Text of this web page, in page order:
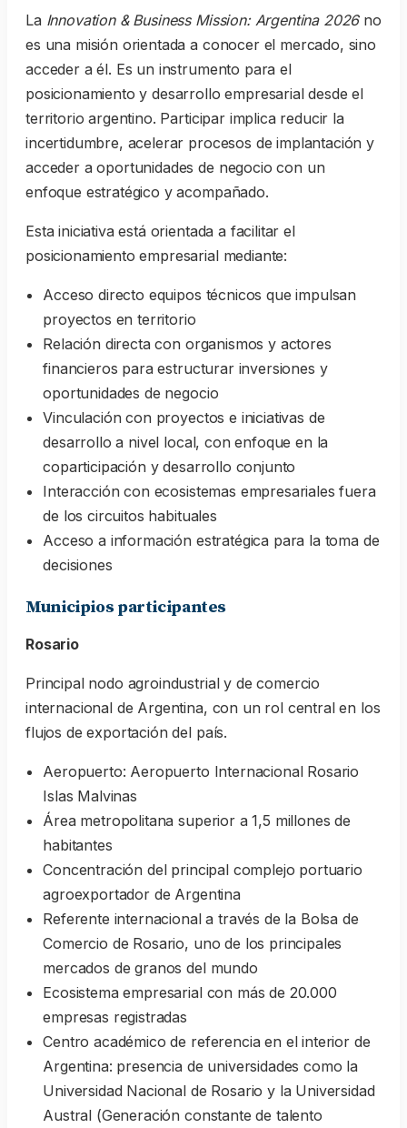
La Innovation & Business Mission: Argentina 2026 no
es una misión orientada a conocer el mercado, sino
acceder a él. Es un instrumento para el
posicionamiento y desarrollo empresarial desde el
territorio argentino. Participar implica reducir la
incertidumbre, acelerar procesos de implantación y
acceder a oportunidades de negocio con un
enfoque estratégico y acompañado.
Esta iniciativa está orientada a facilitar el
posicionamiento empresarial mediante:
Acceso directo equipos técnicos que impulsan
proyectos en territorio
Relación directa con organismos y actores
financieros para estructurar inversiones y
oportunidades de negocio
Vinculación con proyectos e iniciativas de
desarrollo a nivel local, con enfoque en la
coparticipación y desarrollo conjunto
Interacción con ecosistemas empresariales fuera
de los circuitos habituales
Acceso a información estratégica para la toma de
decisiones
Municipios participantes
Rosario
Principal nodo agroindustrial y de comercio
internacional de Argentina, con un rol central en los
flujos de exportación del país.
Aeropuerto: Aeropuerto Internacional Rosario
Islas Malvinas
Área metropolitana superior a 1,5 millones de
habitantes
Concentración del principal complejo portuario
agroexportador de Argentina
Referente internacional a través de la Bolsa de
Comercio de Rosario, uno de los principales
mercados de granos del mundo
Ecosistema empresarial con más de 20.000
empresas registradas
Centro académico de referencia en el interior de
Argentina: presencia de universidades como la
Universidad Nacional de Rosario y la Universidad
Austral (Generación constante de talento